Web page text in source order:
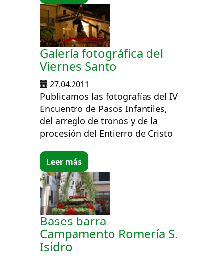
Galería fotográfica del
Viernes Santo
27.04.2011
Publicamos las fotografías del IV
Encuentro de Pasos Infantiles,
del arreglo de tronos y de la
procesión del Entierro de Cristo
Leer más
Bases barra
Campamento Romería S.
Isidro